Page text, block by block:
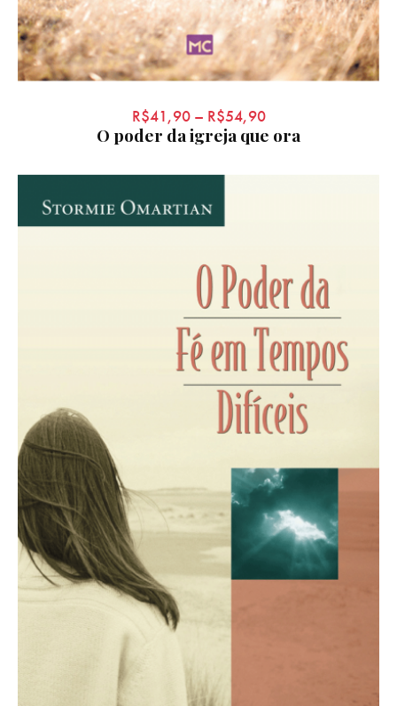
O poder da igreja que ora
R$41,90– R$54,90